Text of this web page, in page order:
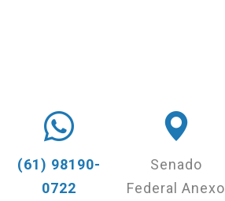
(61) 98190-
0722
Senado
Federal Anexo